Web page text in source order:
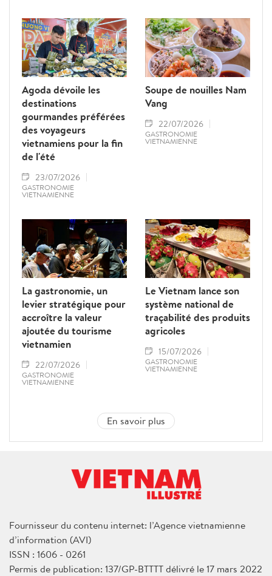
Agoda dévoile les
destinations
gourmandes préférées
des voyageurs
vietnamiens pour la fin
de l'été
23/07/2026
GASTRONOMIE
VIETNAMIENNE
Soupe de nouilles Nam
Vang
22/07/2026
GASTRONOMIE
VIETNAMIENNE
La gastronomie, un
levier stratégique pour
accroître la valeur
ajoutée du tourisme
vietnamien
22/07/2026
GASTRONOMIE
VIETNAMIENNE
Le Vietnam lance son
système national de
traçabilité des produits
agricoles
15/07/2026
GASTRONOMIE
VIETNAMIENNE
En savoir plus
Fournisseur du contenu internet: l’Agence vietnamienne
d’information (AVI)
ISSN : 1606 - 0261
Permis de publication: 137/GP-BTTTT délivré le 17 mars 2022